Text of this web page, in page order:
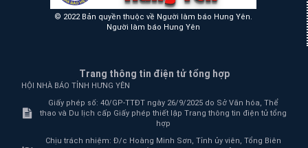
© 2022 Bản quyền thuộc về Người làm báo Hưng Yên.
Người làm báo Hưng Yên
Trang thông tin điện tử tổng hợp
HỘI NHÀ BÁO TỈNH HƯNG YÊN
Giấy phép số: 40/GP-TTĐT ngày 26/9/2025 do Sở Văn hóa, Thể
thao và Du lịch cấp Giấy phép thiết lập Trang thông tin điện tử tổng
hợp
Chịu trách nhiệm: Đ/c Hoàng Minh Sơn, Tỉnh ủy viên, Tổng Biên